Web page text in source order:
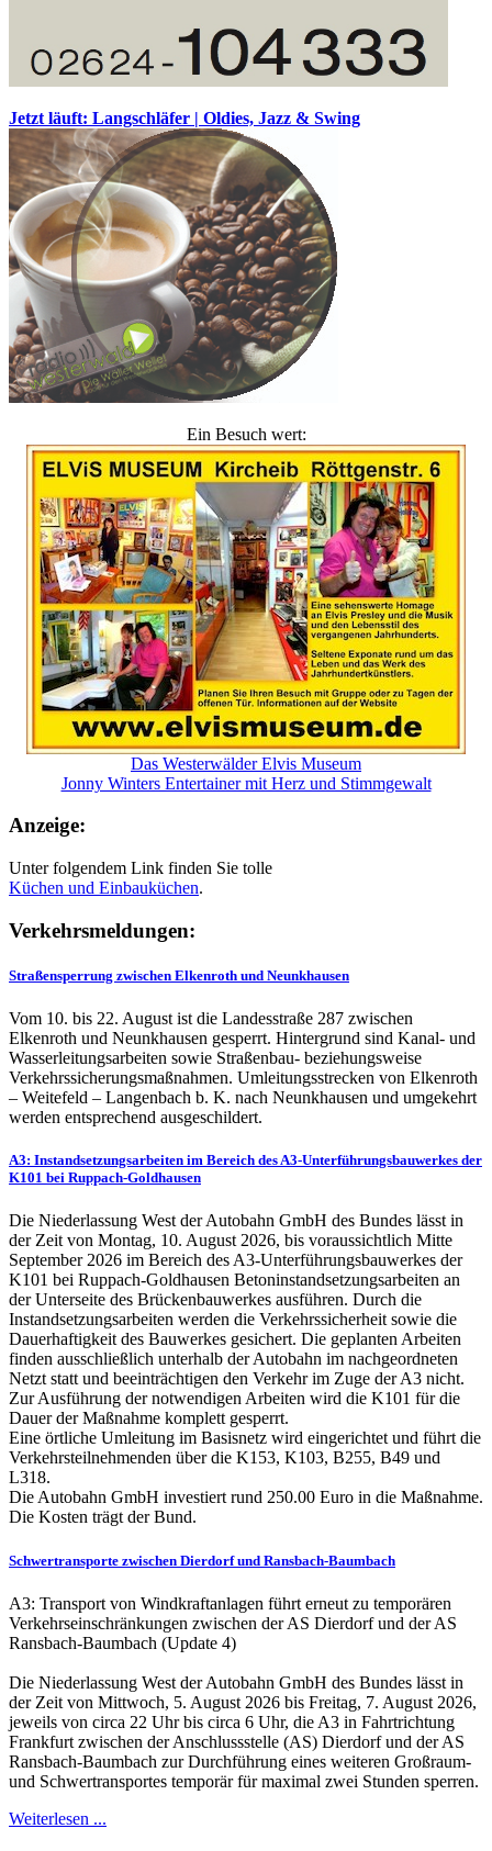
Jetzt läuft: Langschläfer | Oldies, Jazz & Swing
Ein Besuch wert:
Das Westerwälder Elvis Museum
Jonny Winters Entertainer mit Herz und Stimmgewalt
Anzeige:
Unter folgendem Link finden Sie tolle
Küchen und Einbauküchen.
Verkehrsmeldungen:
Straßensperrung zwischen Elkenroth und Neunkhausen
Vom 10. bis 22. August ist die Landesstraße 287 zwischen
Elkenroth und Neunkhausen gesperrt. Hintergrund sind Kanal- und
Wasserleitungsarbeiten sowie Straßenbau- beziehungsweise
Verkehrssicherungsmaßnahmen. Umleitungsstrecken von Elkenroth
– Weitefeld – Langenbach b. K. nach Neunkhausen und umgekehrt
werden entsprechend ausgeschildert.
A3: Instandsetzungsarbeiten im Bereich des A3-Unterführungsbauwerkes der
K101 bei Ruppach-Goldhausen
Die Niederlassung West der Autobahn GmbH des Bundes lässt in
der Zeit von Montag, 10. August 2026, bis voraussichtlich Mitte
September 2026 im Bereich des A3-Unterführungsbauwerkes der
K101 bei Ruppach-Goldhausen Betoninstandsetzungsarbeiten an
der Unterseite des Brückenbauwerkes ausführen. Durch die
Instandsetzungsarbeiten werden die Verkehrssicherheit sowie die
Dauerhaftigkeit des Bauwerkes gesichert. Die geplanten Arbeiten
finden ausschließlich unterhalb der Autobahn im nachgeordneten
Netzt statt und beeinträchtigen den Verkehr im Zuge der A3 nicht.
Zur Ausführung der notwendigen Arbeiten wird die K101 für die
Dauer der Maßnahme komplett gesperrt.
Eine örtliche Umleitung im Basisnetz wird eingerichtet und führt die
Verkehrsteilnehmenden über die K153, K103, B255, B49 und
L318.
Die Autobahn GmbH investiert rund 250.00 Euro in die Maßnahme.
Die Kosten trägt der Bund.
Schwertransporte zwischen Dierdorf und Ransbach-Baumbach
A3: Transport von Windkraftanlagen führt erneut zu temporären
Verkehrseinschränkungen zwischen der AS Dierdorf und der AS
Ransbach-Baumbach (Update 4)
Die Niederlassung West der Autobahn GmbH des Bundes lässt in
der Zeit von Mittwoch, 5. August 2026 bis Freitag, 7. August 2026,
jeweils von circa 22 Uhr bis circa 6 Uhr, die A3 in Fahrtrichtung
Frankfurt zwischen der Anschlussstelle (AS) Dierdorf und der AS
Ransbach-Baumbach zur Durchführung eines weiteren Großraum-
und Schwertransportes temporär für maximal zwei Stunden sperren.
Weiterlesen ...